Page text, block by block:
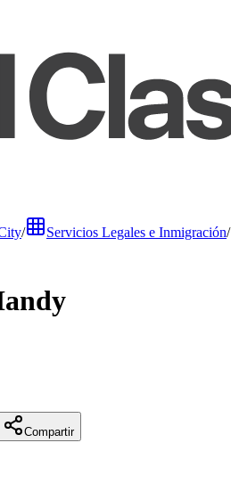
/ Servicios Legales e Inmigración/
Compartir